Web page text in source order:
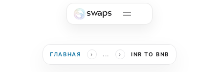
swaps
ГЛАВНАЯ › ... › INR TO BNB